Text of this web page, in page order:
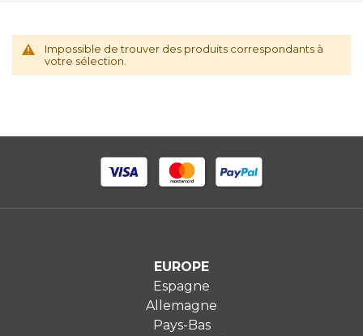
Impossible de trouver des produits correspondants à
votre sélection.
EUROPE
Espagne
Allemagne
Pays-Bas